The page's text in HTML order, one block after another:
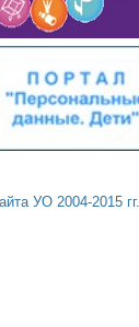
УО 2004-2015 гг.